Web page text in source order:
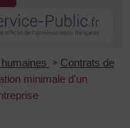
> Contrats de
minimale d'un